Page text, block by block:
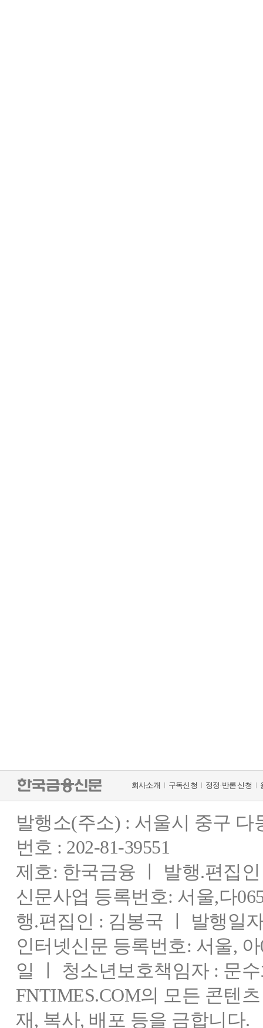
회사소개 구독신청 정정·반론 신청
발행소(주소) : 서울시 중구
번호 : 202-81-39551
제호: 한국금융 ㅣ 발행.편집
신문사업 등록번호: 서울,다
행.편집인 : 김봉국 ㅣ 발행일
인터넷신문 등록번호: 서울,
일 ㅣ 청소년보호책임자 : 문
FNTIMES.COM의 모든 콘텐
재, 복사, 배포 등을 금합니다.